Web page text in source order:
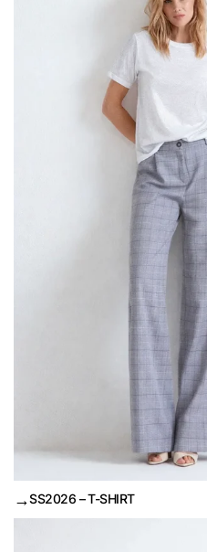
→SS2026 – T-SHIRT